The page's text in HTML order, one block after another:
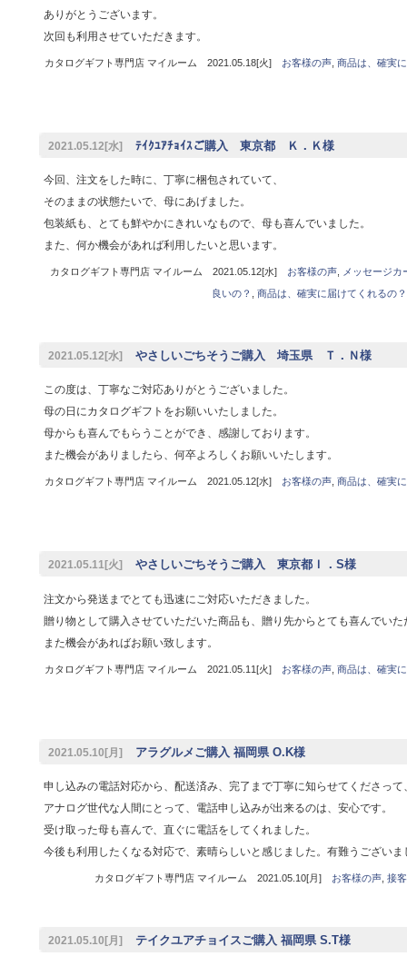
ありがとうございます。
次回も利用させていただきます。
カタログギフト専門店 マイルーム 2021.05.18[火] お客様の声, 商品は、確実
2021.05.12[水] ﾃｲｸﾕｱﾁｮｲｽご購入 東京都 Ｋ．Ｋ様
今回、注文をした時に、丁寧に梱包されていて、
そのままの状態たいで、母にあげました。
包装紙も、とても鮮やかにきれいなもので、母も喜んでいました。
また、何か機会があれば利用したいと思います。
カタログギフト専門店 マイルーム 2021.05.12[水] お客様の声,
メッセージ
良いの？
商品は、確実に届けてくれるの？
2021.05.12[水] やさしいごちそうご購入 埼玉県 Ｔ．Ｎ様
この度は、丁寧なご対応ありがとうございました。
母の日にカタログギフトをお願いいたしました。
母からも喜んでもらうことができ、感謝しております。
また機会がありましたら、何卒よろしくお願いいたします。
カタログギフト専門店 マイルーム 2021.05.12[水] お客様の声, 商品は、確実
2021.05.11[火] やさしいごちそうご購入 東京都Ｉ．S様
注文から発送までとても迅速にご対応いただきました。
贈り物として購入させていただいた商品も、贈り先からとても喜んでいた
また機会があればお願い致します。
カタログギフト専門店 マイルーム 2021.05.11[火] お客様の声, 商品は、確実
2021.05.10[月] アラグルメご購入 福岡県 O.K様
申し込みの電話対応から、配送済み、完了まで丁寧に知らせてくださっ
アナログ世代な人間にとって、電話申し込みが出来るのは、安心です。
受け取った母も喜んで、直ぐに電話をしてくれました。
今後も利用したくなる対応で、素晴らしいと感じました。有難うございま
カタログギフト専門店 マイルーム 2021.05.10[月] お客様の声, 接
2021.05.10[月] テイクユアチョイスご購入 福岡県 S.T様